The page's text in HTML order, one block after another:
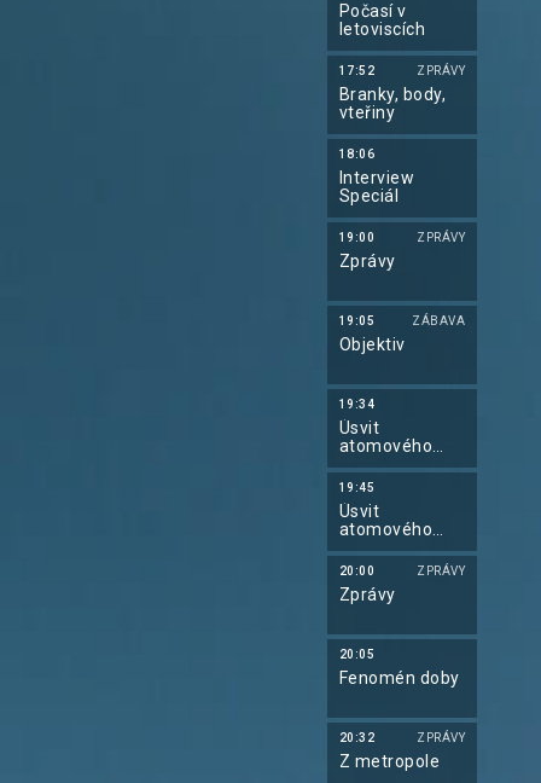
Počasí v
letoviscích
17:52 ZPRÁVY
Branky, body,
vteřiny
18:06
Interview
Speciál
19:00 ZPRÁVY
Zprávy
19:05 ZÁBAVA
Objektiv
19:34
Úsvit
atomového
věku: Nagasaki
19:45
Úsvit
atomového
věku: Síla slov
20:00 ZPRÁVY
Zprávy
20:05
Fenomén doby
20:32 ZPRÁVY
Z metropole